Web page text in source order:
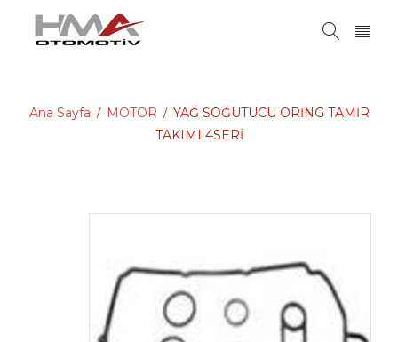
Ana Sayfa / MOTOR / YAĞ SOĞUTUCU ORİNG TAMİR
TAKIMI 4SERİ